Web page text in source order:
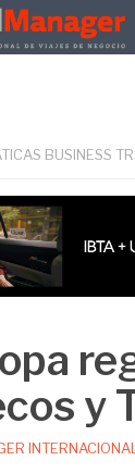
BUSINESS
y
INTERNACIONAL